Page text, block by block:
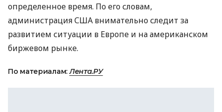
определенное время. По его словам,
администрация США внимательно следит за
развитием ситуации в Европе и на американском
биржевом рынке.
По материалам:Лента.РУ